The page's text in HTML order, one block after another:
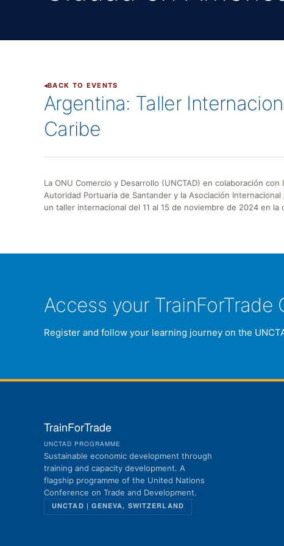
BACK TO EVENTS
Argentina: Taller
Caribe
La ONU Comercio y Desarrollo (UNCTAD) en colaboración
Autoridad Portuaria de Santander y la Asociación
un taller internacional del 11 al 15 de noviembre de 2024 en
Access your TrainForTrade
Register and follow your learning journey on the
TrainForTrade
UNCTAD PROGRAMME
Sustainable economic development through
training and capacity development. A
flagship programme of the United Nations
Conference on Trade and Development.
UNCTAD | GENEVA, SWITZERLAND